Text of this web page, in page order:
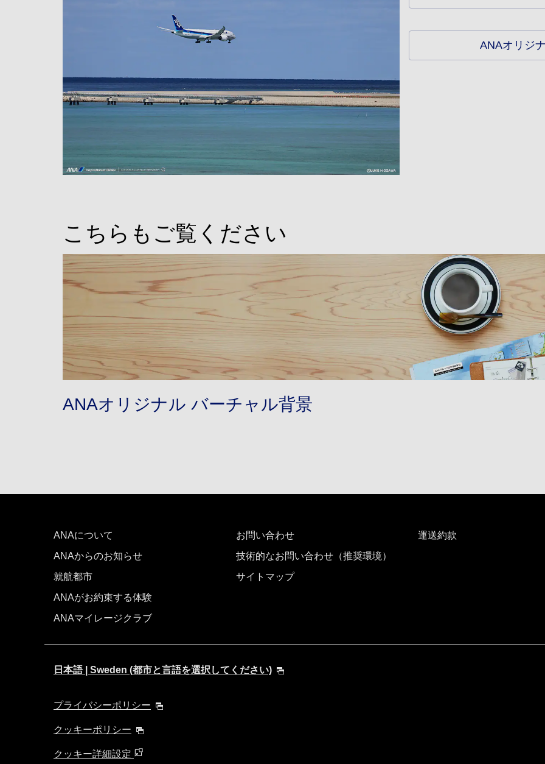
ANAオリジ
こちらもご覧ください
ANAオリジナル バーチャル背景
ANAについて
ANAからのお知らせ
就航都市
ANAがお約束する体験
ANAマイレージクラブ
お問い合わせ
技術的なお問い合わせ（推奨環境）
サイトマップ
運送約款
日本語 | Sweden (都市と言語を選択してください)
プライバシーポリシー
クッキーポリシー
クッキー詳細設定